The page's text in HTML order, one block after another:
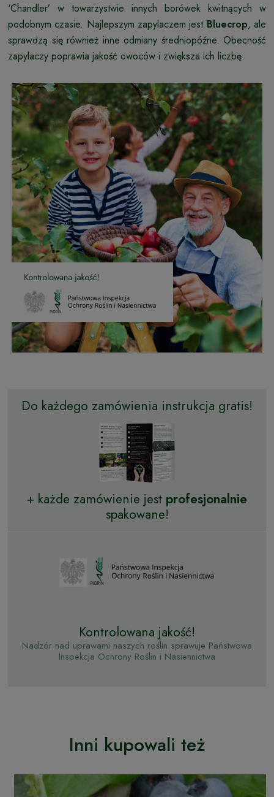
‘Chandler’ w towarzystwie innych borówek kwitnących w
podobnym czasie. Najlepszym zapylaczem jest Bluecrop, ale
sprawdzą się również inne odmiany średniopóźne. Obecność
zapylaczy poprawia jakość owoców i zwiększa ich liczbę.
Do każdego zamówienia instrukcja gratis!
+ każde zamówienie jest profesjonalnie
spakowane!
Kontrolowana jakość!
Nadzór nad uprawami naszych roślin sprawuje Państwowa
Inspekcja Ochrony Roślin i Nasiennictwa
Inni kupowali też